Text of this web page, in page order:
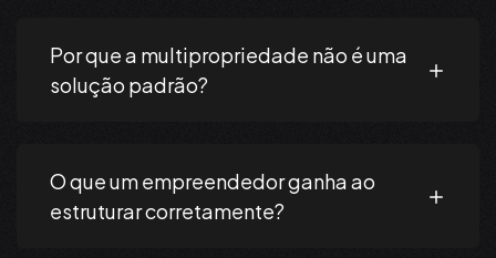
Por que a multipropriedade não é uma
solução padrão?
O que um empreendedor ganha ao
estruturar corretamente?